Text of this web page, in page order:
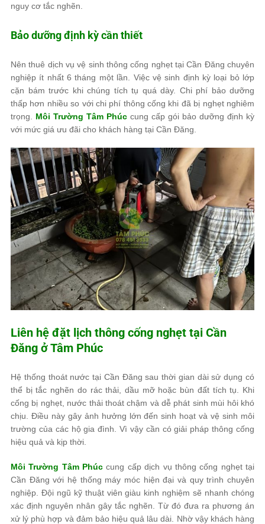
nguy cơ tắc nghẽn.
Bảo dưỡng định kỳ cần thiết
Nên thuê dịch vụ vệ sinh thông cống nghẹt tại Cần Đăng chuyên
nghiệp ít nhất 6 tháng một lần. Việc vệ sinh định kỳ loại bỏ lớp
cặn bám trước khi chúng tích tụ quá dày. Chi phí bảo dưỡng
thấp hơn nhiều so với chi phí thông cống khi đã bị nghẹt nghiêm
trọng. Môi Trường Tâm Phúc cung cấp gói bảo dưỡng định kỳ
với mức giá ưu đãi cho khách hàng tại Cần Đăng.
Liên hệ đặt lịch thông cống nghẹt tại Cần
Đăng ởTâm Phúc
Hệ thống thoát nước tại Cần Đăng sau thời gian dài sử dụng có
thể bị tắc nghẽn do rác thải, dầu mỡ hoặc bùn đất tích tụ. Khi
cống bị nghẹt, nước thải thoát chậm và dễ phát sinh mùi hôi khó
chịu. Điều này gây ảnh hưởng lớn đến sinh hoạt và vệ sinh môi
trường của các hộ gia đình. Vì vậy cần có giải pháp thông cống
hiệu quả và kịp thời.
Môi Trường Tâm Phúc cung cấp dịch vụ thông cống nghẹt tại
Cần Đăng với hệ thống máy móc hiện đại và quy trình chuyên
nghiệp. Đội ngũ kỹ thuật viên giàu kinh nghiệm sẽ nhanh chóng
xác định nguyên nhân gây tắc nghẽn. Từ đó đưa ra phương án
xử lý phù hợp và đảm bảo hiệu quả lâu dài. Nhờ vậy khách hàng